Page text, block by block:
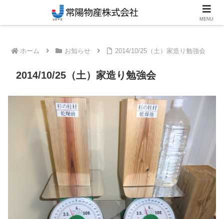
笠間市のリフォーム・新築対応工務店
ホーム お知らせ 2014/10/25（土）家造り勉強会
2014/10/25（土）家造り勉強会
MENU